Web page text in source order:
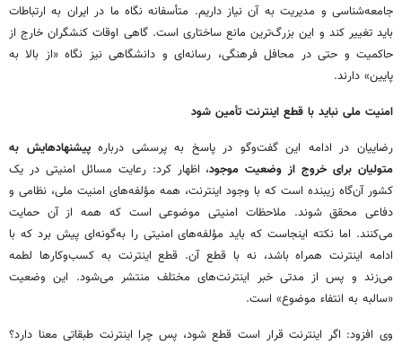
جامعه‌شناسی و مدیریت به آن نیاز داریم. متأسفانه نگاه ما در ایران به ارتباطات
باید تغییر کند و این بزرگ‌ترین مانع ساختاری است. گاهی اوقات کنشگران خارج از
حاکمیت و حتی در محافل فرهنگی، رسانه‌ای و دانشگاهی نیز نگاه «از بالا به
پایین» دارند.
امنیت ملی نباید با قطع اینترنت تأمین شود
رضاییان در ادامه این گفت‌وگو در پاسخ به پرسشی دربارهپیشنهادهایش به
متولیان برای خروج از وضعیت موجود، اظهار کرد: رعایت مسائل امنیتی در یک
کشور آن‌گاه زیبنده است که با وجود اینترنت، همه مؤلفه‌های امنیت ملی، نظامی و
دفاعی محقق شوند. ملاحظات امنیتی موضوعی است که همه از آن حمایت
می‌کنند. اما نکته اینجاست که باید مؤلفه‌های امنیتی را به‌گونه‌ای پیش برد که با
ادامه اینترنت همراه باشد، نه با قطع آن. قطع اینترنت به کسب‌وکارها لطمه
می‌زند و پس از مدتی خبر اینترنت‌های مختلف منتشر می‌شود. این وضعیت
«سالبه به انتفاء موضوع» است.
وی افزود: اگر اینترنت قرار است قطع شود، پس چرا اینترنت طبقاتی معنا دارد؟